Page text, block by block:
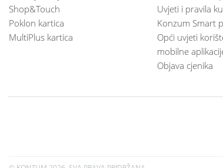
Shop&Touch
Poklon kartica
MultiPlus kartica
Uvjeti i pravila
Konzum Smart
Opći uvjeti
mobilne
Objava cjenika